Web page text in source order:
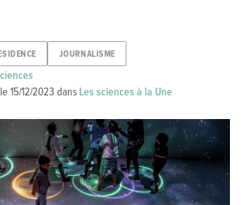
JOURNALISME
le15/12/2023 dans Les sciences à la Une